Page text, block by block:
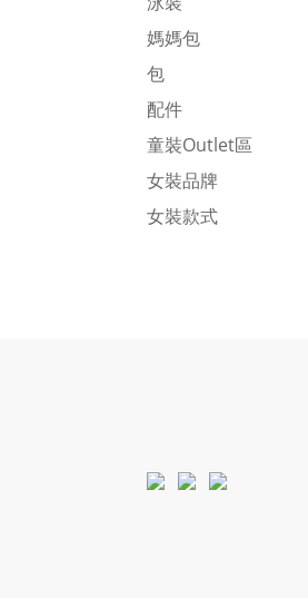
媽媽包
包
配件
童裝Outlet區
女裝品牌
女裝款式